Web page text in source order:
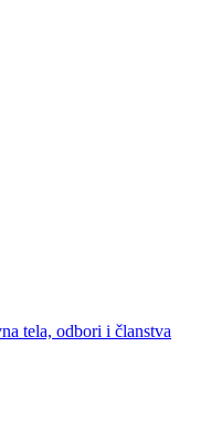
tela, odbori i članstva